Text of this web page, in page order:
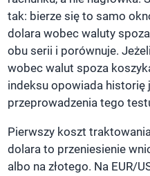
tak: bierze się to samo
dolara wobec waluty
obu serii i porównuje.
wobec walut spoza
indeksu opowiada historię
przeprowadzenia tego
Pierwszy koszt
dolara to przeniesienie
albo na złotego. Na EUR/